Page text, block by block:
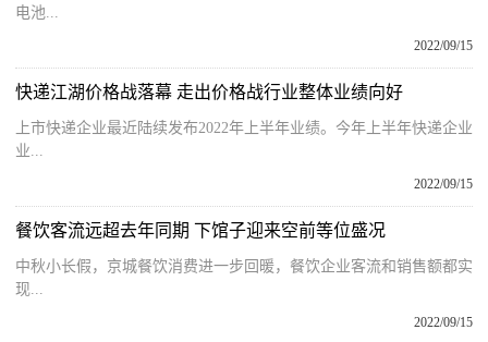
电池...
2022/09/15
快递江湖价格战落幕 走出价格战行业整体业绩向好
上市快递企业最近陆续发布2022年上半年业绩。今年上半年快递企业
业...
2022/09/15
餐饮客流远超去年同期 下馆子迎来空前等位盛况
中秋小长假，京城餐饮消费进一步回暖，餐饮企业客流和销售额都实
现...
2022/09/15